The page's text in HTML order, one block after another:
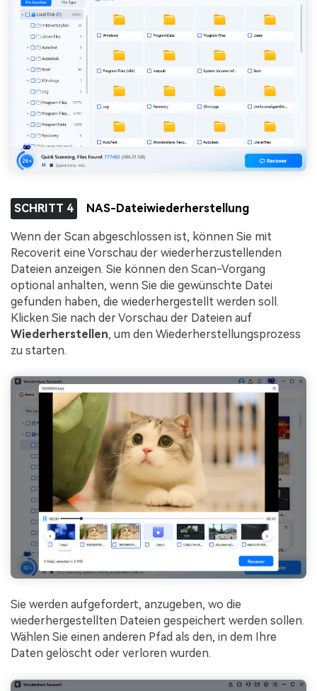
SCHRITT 4 NAS-Dateiwiederherstellung
Wenn der Scan abgeschlossen ist, können Sie mit
Recoverit eine Vorschau der wiederherzustellenden
Dateien anzeigen. Sie können den Scan-Vorgang
optional anhalten, wenn Sie die gewünschte Datei
gefunden haben, die wiederhergestellt werden soll.
Klicken Sie nach der Vorschau der Dateien auf
Wiederherstellen, um den Wiederherstellungsprozess
zu starten.
Sie werden aufgefordert, anzugeben, wo die
wiederhergestellten Dateien gespeichert werden sollen.
Wählen Sie einen anderen Pfad als den, in dem Ihre
Daten gelöscht oder verloren wurden.